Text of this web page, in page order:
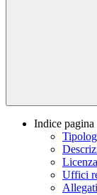
Indice pagina
Licenza
Uffici
Allegati